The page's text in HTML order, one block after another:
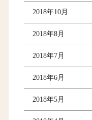
2018年10月
2018年8月
2018年7月
2018年6月
2018年5月